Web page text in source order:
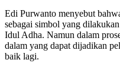
Edi Purwanto menyebut
sebagai simbol yang
Idul Adha. Namun dalam
dalam yang dapat dijadikan
baik lagi.